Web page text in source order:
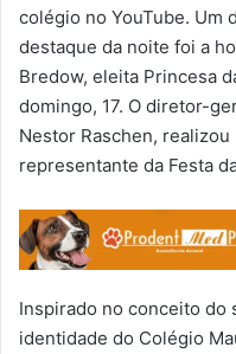
colégio no YouTube. Um
destaque da noite foi a
Bredow, eleita Princesa
domingo, 17. O diretor-
Nestor Raschen,
representante da Festa
Inspirado no conceito
identidade do Colégio